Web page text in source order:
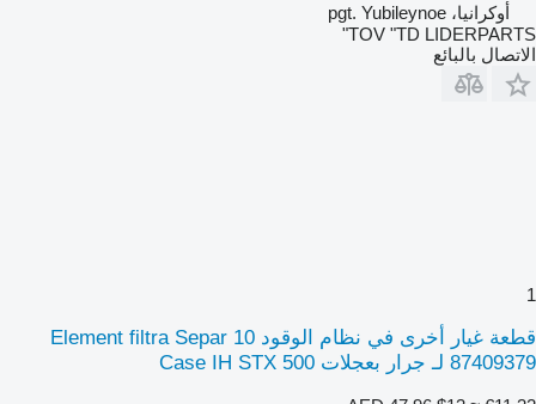
أوكرانيا، pgt. Yubileynoe
TOV "TD LIDERPARTS"
الاتصال بالبائع
1
قطعة غيار أخرى في نظام الوقود Element filtra Separ 10
87409379 لـ جرار بعجلات Case IH STX 500